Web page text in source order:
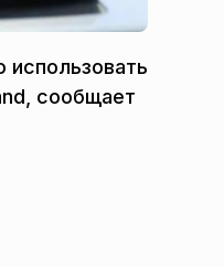
сообщает